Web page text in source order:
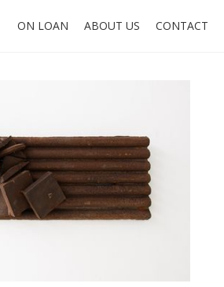
ON LOAN ABOUT US CONTACT